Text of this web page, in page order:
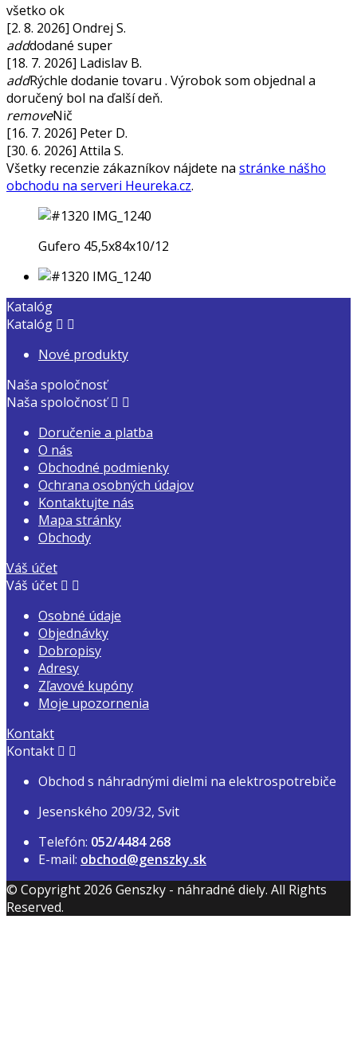
všetko ok
[2. 8. 2026] Ondrej S.
adddodané super
[18. 7. 2026] Ladislav B.
addRýchle dodanie tovaru . Výrobok som objednal a
doručený bol na ďalší deň.
removeNič
[16. 7. 2026] Peter D.
[30. 6. 2026] Attila S.
Všetky recenzie zákazníkov nájdete na stránke nášho
obchodu na serveri Heureka.cz.
Gufero 45,5x84x10/12
Katalóg
Katalóg  
Nové produkty
Naša spoločnosť
Naša spoločnosť  
Doručenie a platba
O nás
Obchodné podmienky
Ochrana osobných údajov
Kontaktujte nás
Mapa stránky
Obchody
Váš účet
Váš účet  
Osobné údaje
Objednávky
Dobropisy
Adresy
Zľavové kupóny
Moje upozornenia
Kontakt
Kontakt  
Obchod s náhradnými dielmi na elektrospotrebiče
Jesenského 209/32, Svit
Telefón: 052/4484 268
E-mail: obchod@genszky.sk
© Copyright 2026 Genszky - náhradné diely. All Rights
Reserved.